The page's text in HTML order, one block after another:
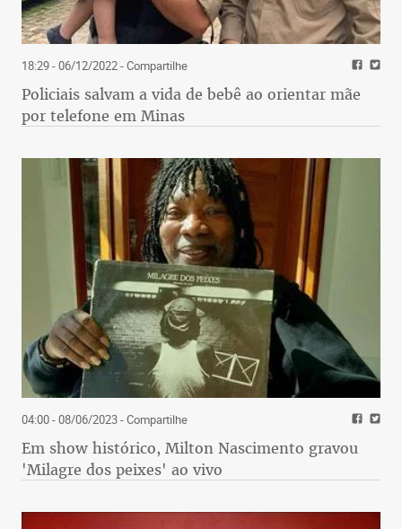
18:29 - 06/12/2022- Compartilhe
Policiais salvam a vida de bebê ao orientar mãe
por telefone em Minas
04:00 - 08/06/2023- Compartilhe
Em show histórico, Milton Nascimento gravou
'Milagre dos peixes' ao vivo